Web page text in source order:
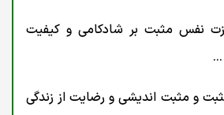
نفس مثبت بر شادکامی و کیفیت
و مثبت اندیشی و رضایت از زندگی